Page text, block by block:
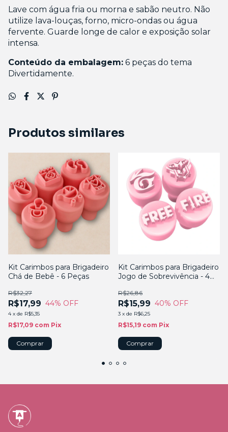
Lave com água fria ou morna e sabão neutro. Não
utilize lava-louças, forno, micro-ondas ou água
fervente. Guarde longe de calor e exposição solar
intensa.
Conteúdo da embalagem: 6 peças do tema
Divertidamente.
Produtos similares
Kit Carimbos para Brigadeiro
Chá de Bebê - 6 Peças
R$17,99
R$32,27
44% OFF
4 x de R$5,35
R$17,09 com Pix
Kit Carimbos para Brigadeiro
Jogo de Sobrevivência - 4
R$15,99
R$26,86
40% OFF
3 x de R$6,25
R$15,19 com Pix